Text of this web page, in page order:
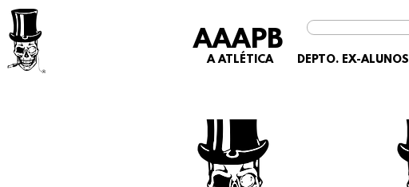
AAAPB
A ATLÉTICA DEPTO. EX-ALUNOS